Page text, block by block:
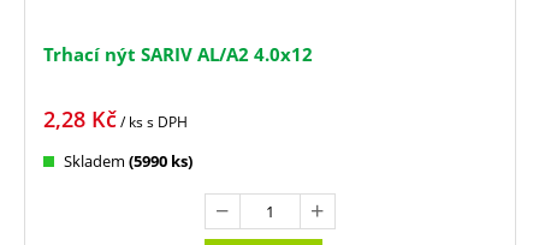
Trhací nýt SARIV AL/A2 4.0x12
2,28 Kč/ kss DPH
Skladem (5990 ks)